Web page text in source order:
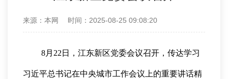
来源：本网 时间：2025-08-25 09:08:20
8月22日，江东新区党委会议召开，传达学习
习近平总书记在中央城市工作会议上的重要讲话精